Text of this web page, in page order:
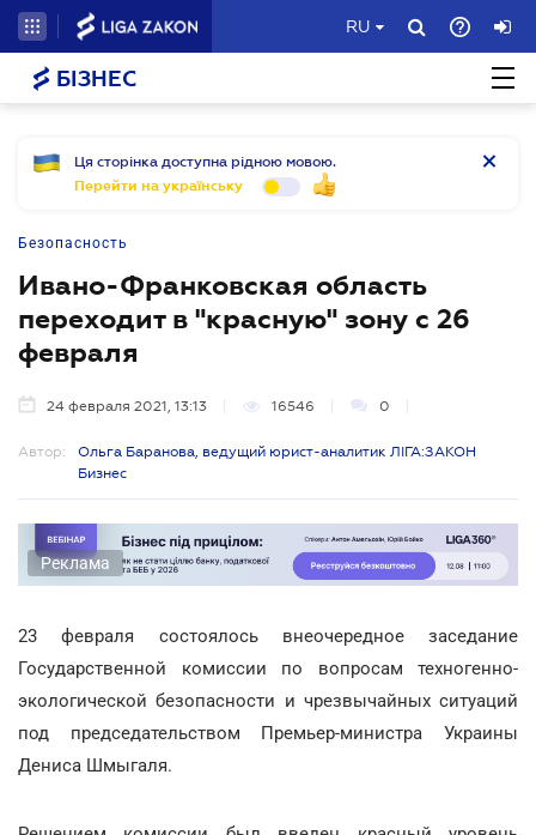
RU
БІЗНЕС
Ця сторінка доступна рідною мовою.
Перейти на українську
Безопасность
Ивано-Франковская область
переходит в "красную" зону с 26
февраля
24 февраля 2021, 13:13 16546 0
Автор:
Ольга Баранова, ведущий юрист-аналитик ЛІГА:ЗАКОН
Бизнес
Реклама
23 февраля состоялось внеочередное заседание
Государственной комиссии по вопросам техногенно-
экологической безопасности и чрезвычайных ситуаций
под председательством Премьер-министра Украины
Дениса Шмыгаля.